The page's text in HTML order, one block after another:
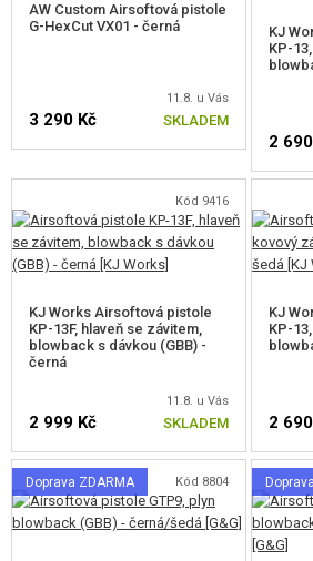
POŠKOZENÉ, POUŽITÉ ZBOŽÍ
SLEVY, AKCE
AW Custom Airsoftová pistole
G-HexCut VX01 - černá
11.8. u Vás
3 290 Kč SKLADEM
KJ
KP-
2
Kód 9416
KJ Works Airsoftová pistole
KP-13F, hlaveň se závitem,
blowback s dávkou (GBB) -
černá
11.8. u Vás
2 999 Kč SKLADEM
KJ
KP-
2
Doprava ZDARMA Kód 8804